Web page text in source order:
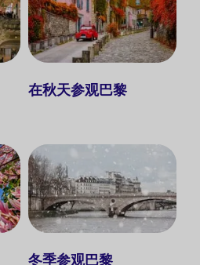
在秋天参观巴黎
冬季参观巴黎